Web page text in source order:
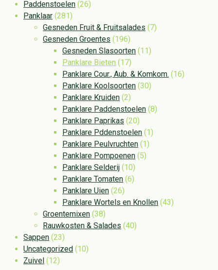
Paddenstoelen (26)
Panklaar (281)
Gesneden Fruit & Fruitsalades (7)
Gesneden Groentes (196)
Gesneden Slasoorten (11)
Panklare Bieten (17)
Panklare Cour., Aub. & Komkom. (16)
Panklare Koolsoorten (30)
Panklare Kruiden (2)
Panklare Paddenstoelen (8)
Panklare Paprikas (20)
Panklare Pddenstoelen (1)
Panklare Peulvruchten (1)
Panklare Pompoenen (5)
Panklare Selderij (10)
Panklare Tomaten (6)
Panklare Uien (26)
Panklare Wortels en Knollen (43)
Groentemixen (38)
Rauwkosten & Salades (40)
Sappen (23)
Uncategorized (10)
Zuivel (12)